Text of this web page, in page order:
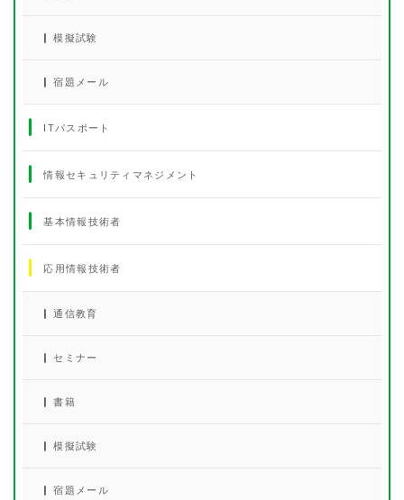
模擬試験
宿題メール
ITパスポート
情報セキュリティマネジメント
基本情報技術者
応用情報技術者
通信教育
セミナー
書籍
模擬試験
宿題メール